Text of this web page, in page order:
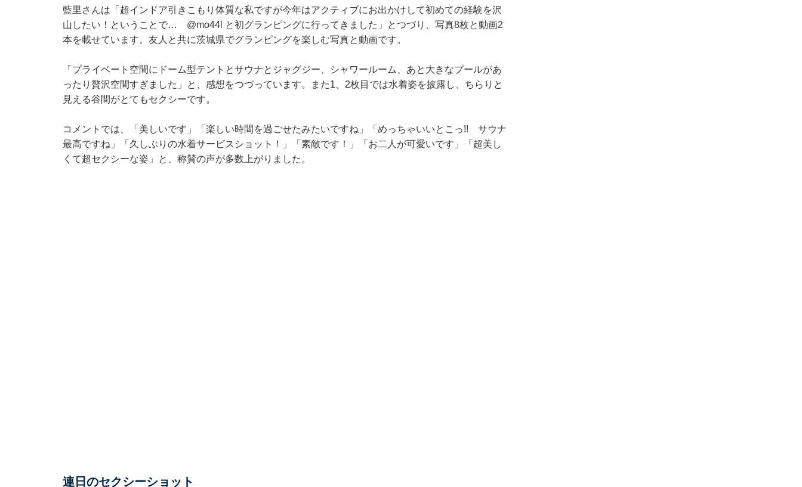
藍里さんは「超インドア引きこもり体質な私ですが今年はアクティブにお出かけして初めての経験を沢
山したい！ということで… @mo44l と初グランピングに行ってきました」とつづり、写真8枚と動画2
本を載せています。友人と共に茨城県でグランピングを楽しむ写真と動画です。
「プライベート空間にドーム型テントとサウナとジャグジー、シャワールーム、あと大きなプールがあ
ったり贅沢空間すぎました」と、感想をつづっています。また1、2枚目では水着姿を披露し、ちらりと
見える谷間がとてもセクシーです。
コメントでは、「美しいです」「楽しい時間を過ごせたみたいですね」「めっちゃいいとこっ!! サウナ
最高ですね」「久しぶりの水着サービスショット！」「素敵です！」「お二人が可愛いです」「超美し
くて超セクシーな姿」と、称賛の声が多数上がりました。
連日のセクシーショット